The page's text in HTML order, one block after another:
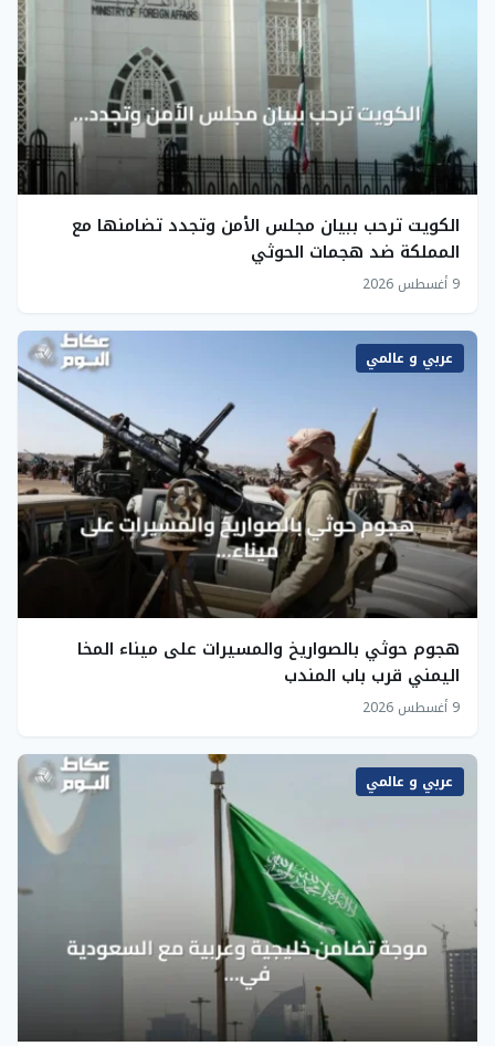
الكويت ترحب ببيان مجلس الأمن وتجدد تضامنها مع
المملكة ضد هجمات الحوثي
9 أغسطس 2026
عربي و عالمي
هجوم حوثي بالصواريخ والمسيرات على ميناء المخا
اليمني قرب باب المندب
9 أغسطس 2026
عربي و عالمي